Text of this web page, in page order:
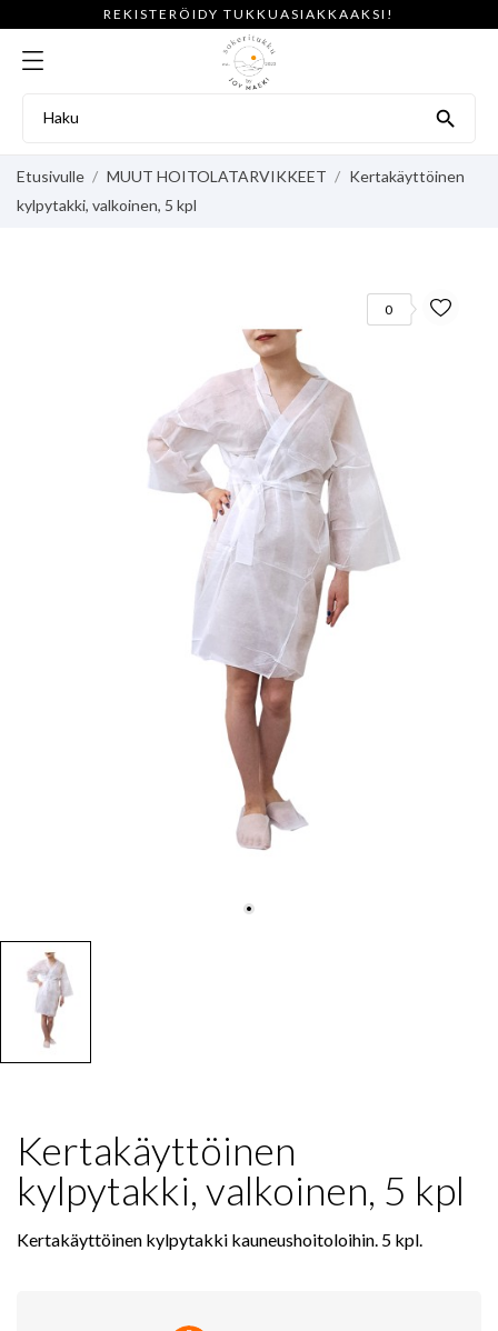
REKISTERÖIDY TUKKUASIAKKAAKSI!

Etusivulle MUUT HOITOLATARVIKKEET
Kertakäyttöinen
kylpytakki, valkoinen, 5 kpl
0
Kertakäyttöinen
kylpytakki, valkoinen, 5 kpl
Kertakäyttöinen kylpytakki kauneushoitoloihin. 5 kpl.